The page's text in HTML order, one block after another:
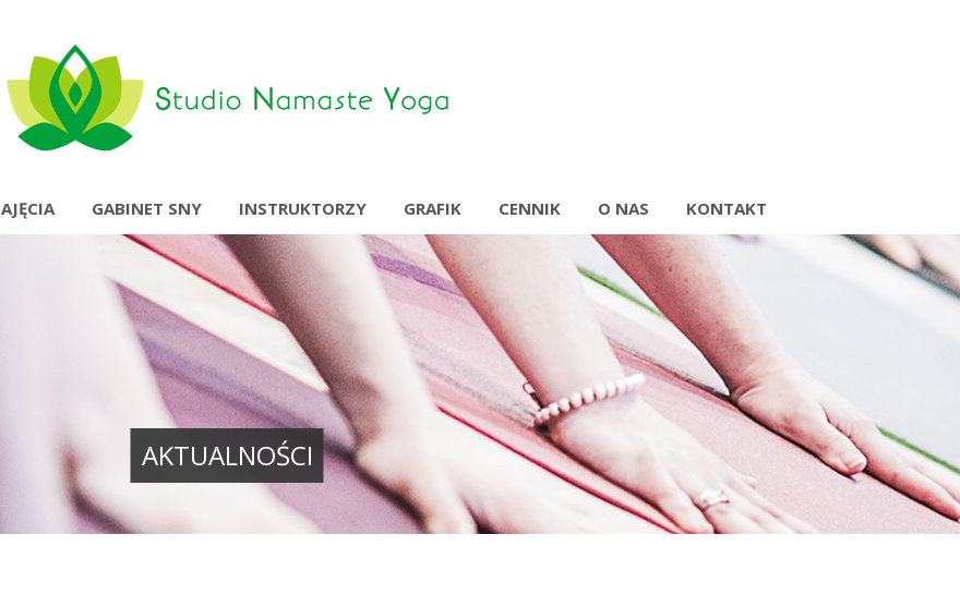
GABINET SNY INSTRUKTORZY GRAFIK CENNIK O NAS KONTAKT
AKTUALNOŚCI